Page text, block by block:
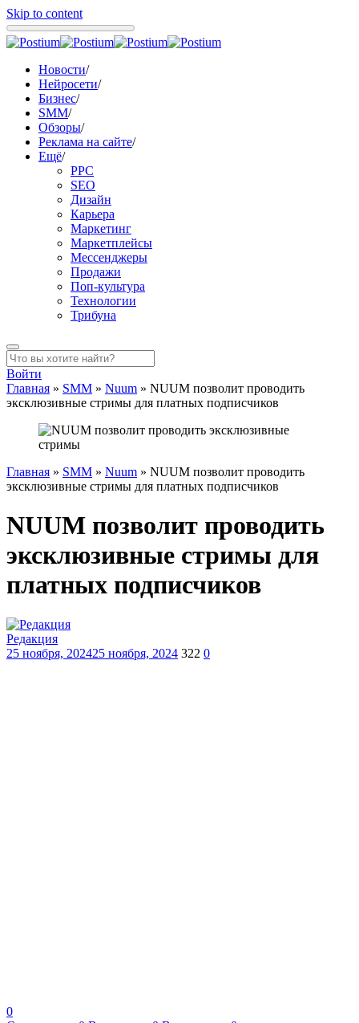
Skip to content
Новости/
Нейросети/
Бизнес/
SMM/
Обзоры/
Реклама на сайте/
Ещё/
PPC
SEO
Дизайн
Карьера
Маркетинг
Маркетплейсы
Мессенджеры
Продажи
Поп-культура
Технологии
Трибуна
Войти
Главная » SMM » Nuum » NUUM позволит проводить
эксклюзивные стримы для платных подписчиков
Главная » SMM » Nuum » NUUM позволит проводить
эксклюзивные стримы для платных подписчиков
NUUM позволит проводить
эксклюзивные стримы для
платных подписчиков
Редакция
25 ноября, 202425 ноября, 2024 322 0
0